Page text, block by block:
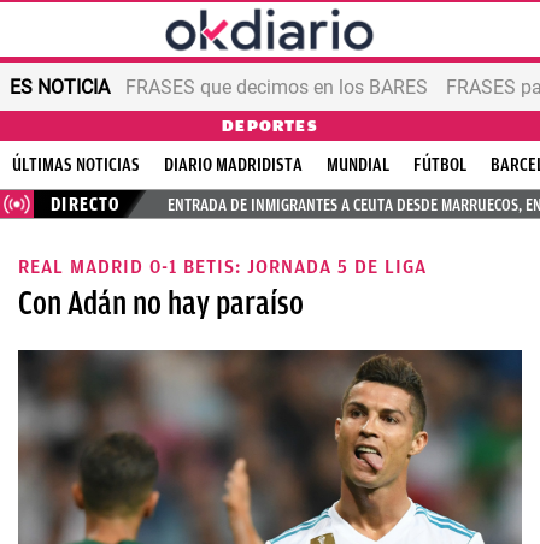
ES NOTICIA FRASES que decimos en los BARES FRASES
DEPORTES
ÚLTIMAS NOTICIAS DIARIO MADRIDISTA MUNDIAL FÚTBOL
DIRECTO
ENTRADA DE INMIGRANTES A CEUTA DESDE MARRUECOS,
REAL MADRID 0-1 BETIS: JORNADA 5 DE LIGA
Con Adán no hay paraíso